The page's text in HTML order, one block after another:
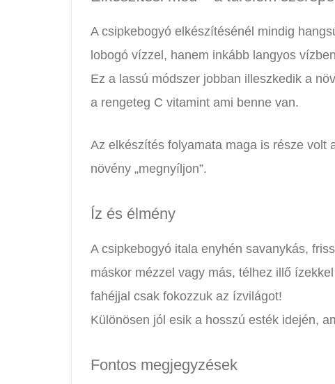
A csipkebogyó elkészítésénél mindig
lobogó vízzel, hanem inkább langyos
Ez a lassú módszer jobban illeszkedik a
a rengeteg C vitamint ami benne van.
Az elkészítés folyamata maga is része volt
növény „megnyíljon”.
Íz és élmény
A csipkebogyó itala enyhén savanykás,
máskor mézzel vagy más, télhez illő
fahéjjal csak fokozzuk az ízvilágot!
Különösen jól esik a hosszú esték idején,
Fontos megjegyzések